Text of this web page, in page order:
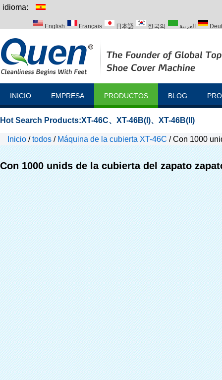
idioma:
English Français 日本語 한국의 العربية
INICIO EMPRESA PRODUCTOS BLOG
Hot Search Products:XT-46C、 XT-46B(I)、 XT-46B(II)
Inicio /todos / Máquina de la cubierta XT-46C /Con 1000
Con 1000 unids de la cubierta del zapato